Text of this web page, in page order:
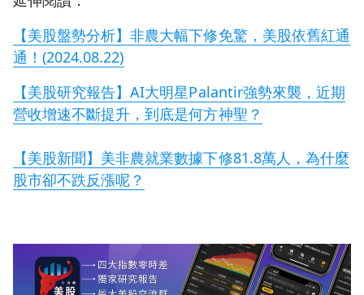
【美股盤勢分析】非農大幅下修免驚，美股依舊紅通
通！(2024.08.22)
【美股研究報告】AI大明星Palantir強勢來襲，近期
營收增速不斷提升，到底是何方神聖？
【美股新聞】美非農就業數據下修81.8萬人，為什麼
股市卻不跌反漲呢？